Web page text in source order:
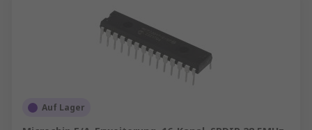
Auf Lager